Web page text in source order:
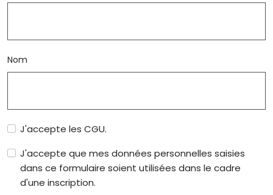
Nom
J'accepte les CGU.
J'accepte que mes données personnelles saisies
dans ce formulaire soient utilisées dans le cadre
d'une inscription.